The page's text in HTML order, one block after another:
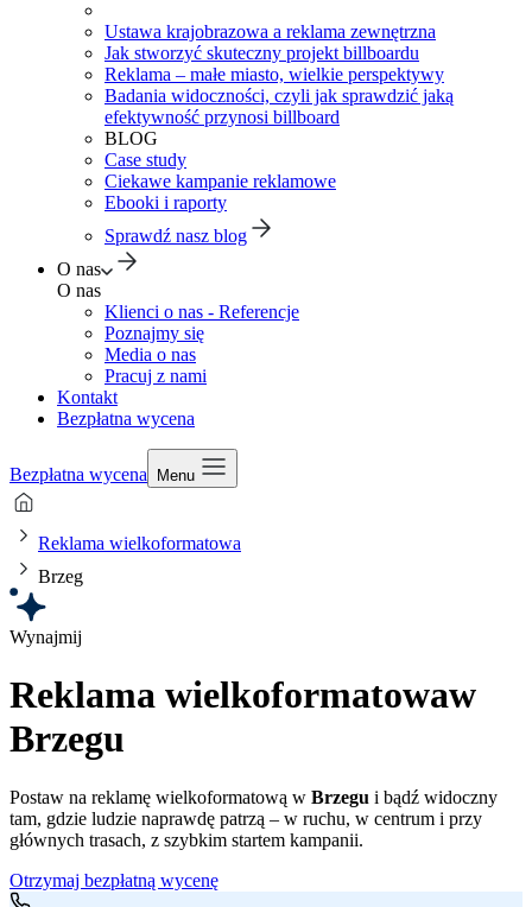
Ustawa krajobrazowa a reklama zewnętrzna
Jak stworzyć skuteczny projekt billboardu
Reklama – małe miasto, wielkie perspektywy
Badania widoczności, czyli jak sprawdzić jaką
efektywność przynosi billboard
BLOG
Case study
Ciekawe kampanie reklamowe
Ebooki i raporty
Sprawdź nasz blog
O nas
O nas
Klienci o nas - Referencje
Poznajmy się
Media o nas
Pracuj z nami
Kontakt
Bezpłatna wycena
Bezpłatna wycena Menu
Reklama wielkoformatowa
Brzeg
Wynajmij
Reklama wielkoformatowaw
Brzegu
Postaw na reklamę wielkoformatową w Brzegu i bądź widoczny
tam, gdzie ludzie naprawdę patrzą – w ruchu, w centrum i przy
głównych trasach, z szybkim startem kampanii.
Otrzymaj bezpłatną wycenę